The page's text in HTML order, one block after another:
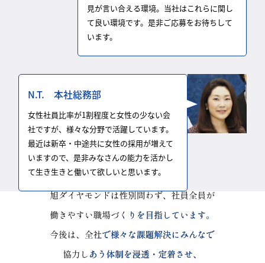
見が言い合える環境。当社はこれらに関し
て良い環境です。是非ご応募をお待ちして
います。
N.T. 本社総務部
女性社員比率が1割程度と女性の少ない会
社ですが、様々な分野で活躍しています。
最近は新卒・中途共に女性の採用が増えて
いますので、是非みなさんの能力を活かし
て生き生きと働いて欲しいと思います。